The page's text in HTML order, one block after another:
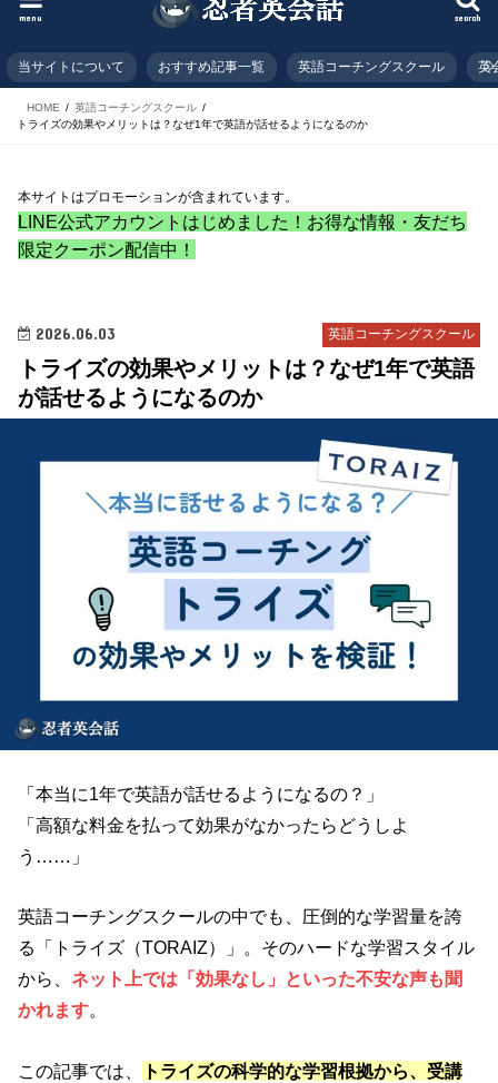
search
menu
当サイトについて おすすめ記事一覧 英語コーチングスクール 英
HOME
英語コーチングスクール
トライズの効果やメリットは？なぜ1年で英語が話せるようになるのか
本サイトはプロモーションが含まれています。
LINE公式アカウントはじめました！お得な情報・友だち
限定クーポン配信中！
英語コーチングスクール
2026.06.03
トライズの効果やメリットは？なぜ1年で英語
が話せるようになるのか
「本当に1年で英語が話せるようになるの？」
「高額な料金を払って効果がなかったらどうしよ
う……」
英語コーチングスクールの中でも、圧倒的な学習量を誇
る「トライズ（TORAIZ）」。そのハードな学習スタイル
から、ネット上では「効果なし」といった不安な声も聞
かれます。
この記事では、
トライズの科学的な学習根拠から、受講